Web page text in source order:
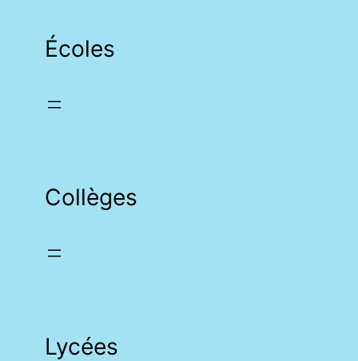
Écoles
Collèges
Lycées